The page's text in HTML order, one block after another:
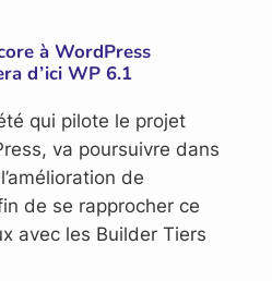
à WordPress
d’ici WP 6.1
qui pilote le projet
va poursuivre dans
de
de se rapprocher ce
avec les Builder Tiers